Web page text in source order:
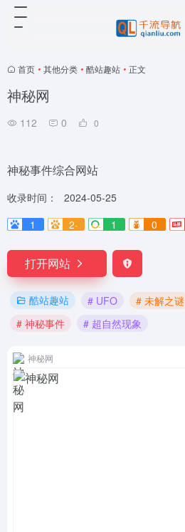
首页 • 其他分类 • 酷站趣站 • 正文
神秘网
112 0 0
神秘事件综合网站
收录时间：
2024-05-25
1
2- 1 0
打开网站
酷站趣站 # UFO # 未解之谜
# 神秘事件
# 超自然现象
神秘网